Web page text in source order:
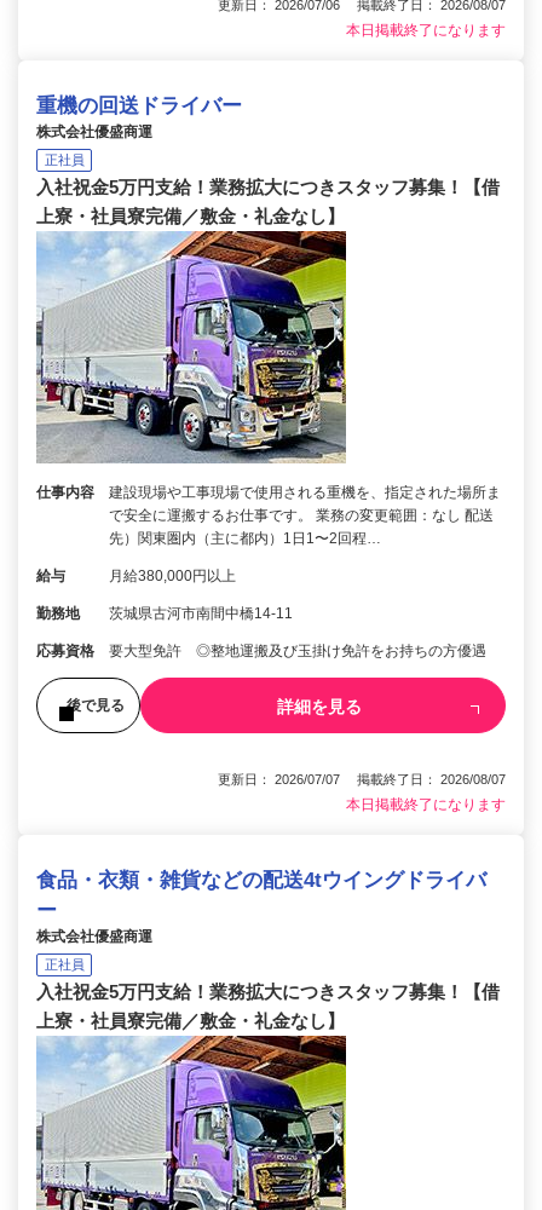
更新日： 2026/07/06 掲載終了日： 2026/08/07
本日掲載終了になります
重機の回送ドライバー
株式会社優盛商運
正社員
入社祝金5万円支給！業務拡大につきスタッフ募集！【借
上寮・社員寮完備／敷金・礼金なし】
仕事内容
建設現場や工事現場で使用される重機を、指定された場所ま
で安全に運搬するお仕事です。 業務の変更範囲：なし 配送
先）関東圏内（主に都内）1日1〜2回程…
給与 月給380,000円以上
勤務地 茨城県古河市南間中橋14-11
応募資格 要大型免許 ◎整地運搬及び玉掛け免許をお持ちの方優遇
後で見る 詳細を見る
更新日： 2026/07/07 掲載終了日： 2026/08/07
本日掲載終了になります
食品・衣類・雑貨などの配送4tウイングドライバ
ー
株式会社優盛商運
正社員
入社祝金5万円支給！業務拡大につきスタッフ募集！【借
上寮・社員寮完備／敷金・礼金なし】